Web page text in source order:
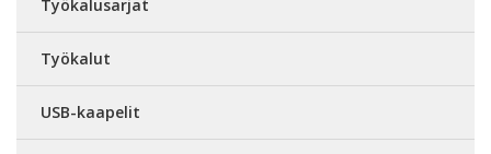
Työkalusarjat
Työkalut
USB-kaapelit